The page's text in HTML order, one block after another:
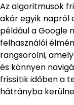
Az algoritmusok
akár egyik napról
például a Google
felhasználói
rangsorolni,
és könnyen
frissítik időben a
hátrányba